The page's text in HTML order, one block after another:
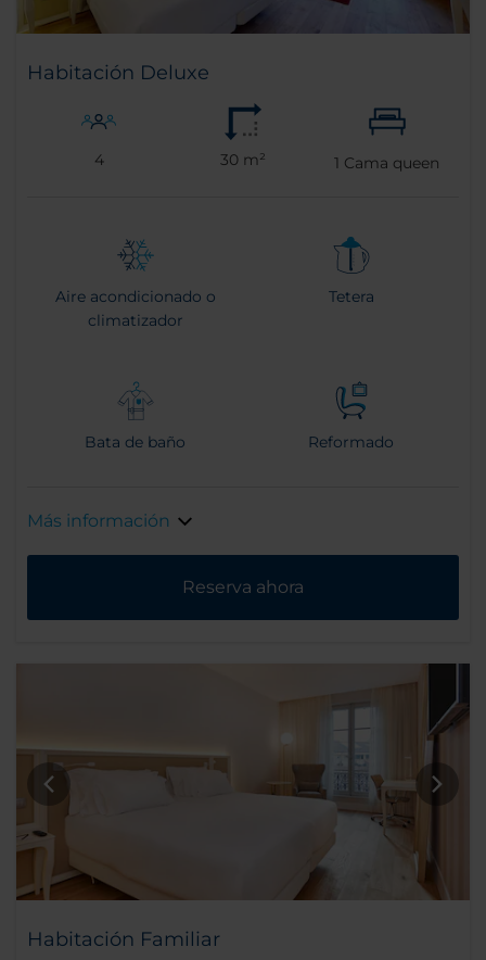
Habitación Deluxe
4 30 m² 1 Cama queen
Aire acondicionado o
climatizador
Tetera
Bata de baño Reformado
Más información
Reserva ahora
Habitación Familiar